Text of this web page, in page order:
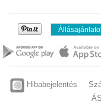
Hibabejelentés